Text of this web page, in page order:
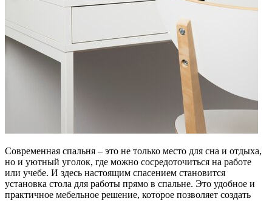
Современная спальня – это не только место для сна и отдыха,
но и уютный уголок, где можно сосредоточиться на работе
или учебе. И здесь настоящим спасением становится
установка стола для работы прямо в спальне. Это удобное и
практичное мебельное решение, которое позволяет создать